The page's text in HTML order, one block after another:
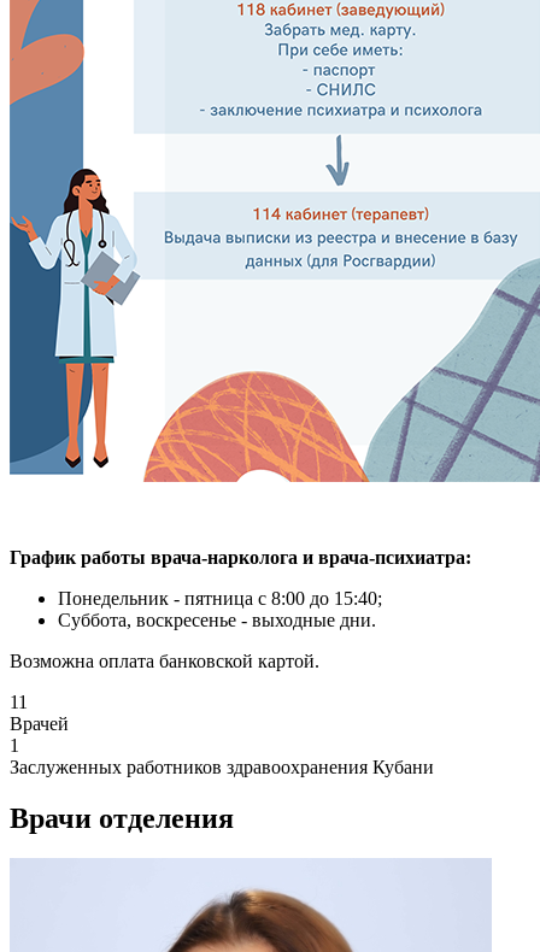
График работы врача-нарколога и врача-психиатра:
Понедельник - пятница с 8:00 до 15:40;
Суббота, воскресенье - выходные дни.
Возможна оплата банковской картой.
11
Врачей
1
Заслуженных работников здравоохранения Кубани
Врачи отделения